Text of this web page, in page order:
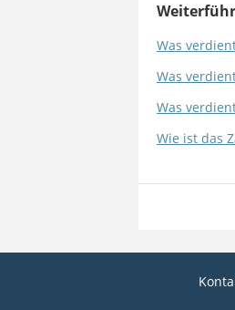
Was
Was
Was
Wie ist das